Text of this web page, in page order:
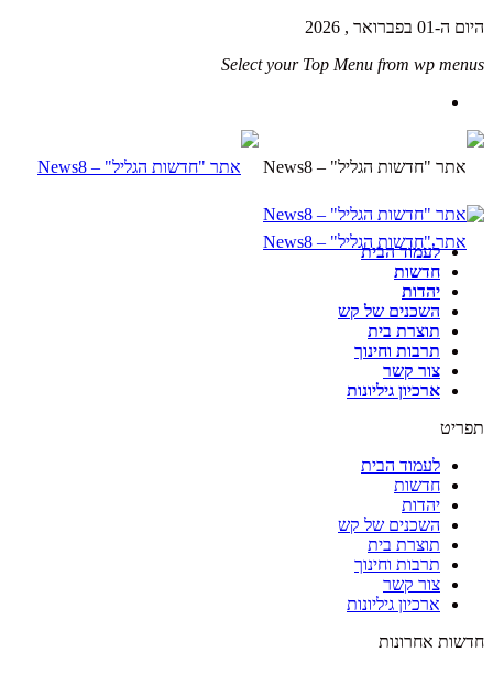
היום ה-01 בפברואר , 2026
Select your Top Menu from wp menus
לעמוד הבית
חדשות
יהדות
השכנים של קש
תוצרת בית
תרבות וחינוך
צור קשר
ארכיון גיליונות
תפריט
לעמוד הבית
חדשות
יהדות
השכנים של קש
תוצרת בית
תרבות וחינוך
צור קשר
ארכיון גיליונות
חדשות אחרונות